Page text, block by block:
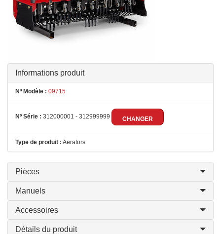
Informations produit
Nº Modèle : 09715
Nº Série : 312000001 - 312999999 CHANGER
Type de produit : Aerators
Pièces
Manuels
Accessoires
Détails du produit